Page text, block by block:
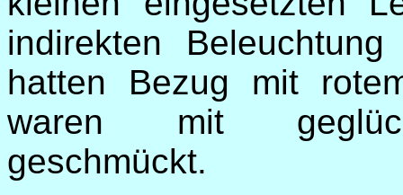
indirekten
hatten Bezug mit
waren mit
geschmückt.